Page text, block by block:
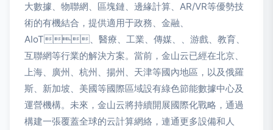
大數據、物聯網、區塊鏈、邊緣計算、AR/VR等優勢技
術的有機結合，提供適用于政務、金融、
AIoT、醫療、工業、傳媒、、游戲、教育、
互聯網等行業的解決方案。當前，金山云已經在北京、
上海、廣州、杭州、揚州、天津等國內地區，以及俄羅
斯、新加坡、美國等國際區域設有綠色節能數據中心及
運營機構。未來，金山云將持續開展國際化戰略，通過
構建一張覆蓋全球的云計算網絡，連通更多設備和人